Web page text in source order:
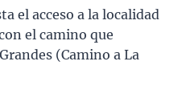
el acceso a la localidad
el camino que
(Camino a La